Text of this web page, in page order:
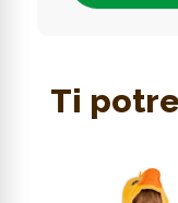
Ti